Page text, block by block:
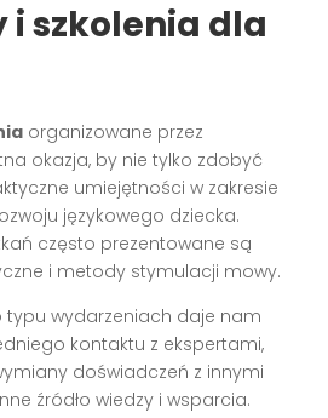
i szkolenia dla
organizowane przez
okazja, by nie tylko zdobyć
umiejętności w zakresie
językowego dziecka.
często prezentowane są
i metody stymulacji mowy.
typu wydarzeniach daje nam
kontaktu z ekspertami,
doświadczeń z innymi
źródło wiedzy i wsparcia.